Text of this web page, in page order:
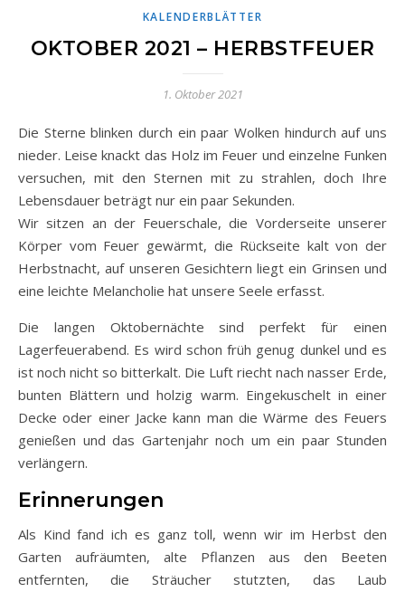
KALENDERBLÄTTER
OKTOBER 2021 – HERBSTFEUER
1. Oktober 2021
Die Sterne blinken durch ein paar Wolken hindurch auf uns
nieder. Leise knackt das Holz im Feuer und einzelne Funken
versuchen, mit den Sternen mit zu strahlen, doch Ihre
Lebensdauer beträgt nur ein paar Sekunden.
Wir sitzen an der Feuerschale, die Vorderseite unserer
Körper vom Feuer gewärmt, die Rückseite kalt von der
Herbstnacht, auf unseren Gesichtern liegt ein Grinsen und
eine leichte Melancholie hat unsere Seele erfasst.
Die langen Oktobernächte sind perfekt für einen
Lagerfeuerabend. Es wird schon früh genug dunkel und es
ist noch nicht so bitterkalt. Die Luft riecht nach nasser Erde,
bunten Blättern und holzig warm. Eingekuschelt in einer
Decke oder einer Jacke kann man die Wärme des Feuers
genießen und das Gartenjahr noch um ein paar Stunden
verlängern.
Erinnerungen
Als Kind fand ich es ganz toll, wenn wir im Herbst den
Garten aufräumten, alte Pflanzen aus den Beeten
entfernten, die Sträucher stutzten, das Laub